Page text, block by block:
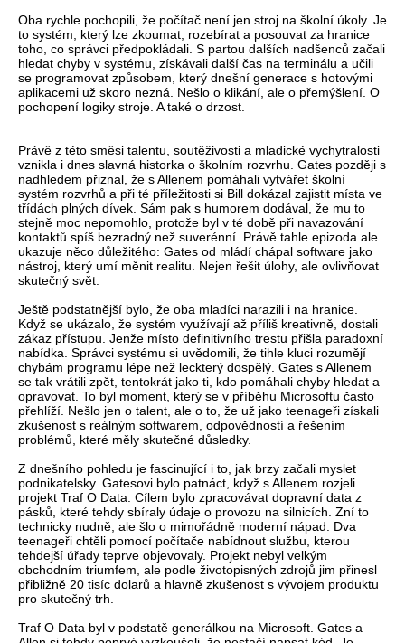
Oba rychle pochopili, že počítač není jen stroj na školní úkoly. Je
to systém, který lze zkoumat, rozebírat a posouvat za hranice
toho, co správci předpokládali. S partou dalších nadšenců začali
hledat chyby v systému, získávali další čas na terminálu a učili
se programovat způsobem, který dnešní generace s hotovými
aplikacemi už skoro nezná. Nešlo o klikání, ale o přemýšlení. O
pochopení logiky stroje. A také o drzost.
Právě z této směsi talentu, soutěživosti a mladické vychytralosti
vznikla i dnes slavná historka o školním rozvrhu. Gates později s
nadhledem přiznal, že s Allenem pomáhali vytvářet školní
systém rozvrhů a při té příležitosti si Bill dokázal zajistit místa ve
třídách plných dívek. Sám pak s humorem dodával, že mu to
stejně moc nepomohlo, protože byl v té době při navazování
kontaktů spíš bezradný než suverénní. Právě tahle epizoda ale
ukazuje něco důležitého: Gates od mládí chápal software jako
nástroj, který umí měnit realitu. Nejen řešit úlohy, ale ovlivňovat
skutečný svět.
Ještě podstatnější bylo, že oba mladíci narazili i na hranice.
Když se ukázalo, že systém využívají až příliš kreativně, dostali
zákaz přístupu. Jenže místo definitivního trestu přišla paradoxní
nabídka. Správci systému si uvědomili, že tihle kluci rozumějí
chybám programu lépe než leckterý dospělý. Gates s Allenem
se tak vrátili zpět, tentokrát jako ti, kdo pomáhali chyby hledat a
opravovat. To byl moment, který se v příběhu Microsoftu často
přehlíží. Nešlo jen o talent, ale o to, že už jako teenageři získali
zkušenost s reálným softwarem, odpovědností a řešením
problémů, které měly skutečné důsledky.
Z dnešního pohledu je fascinující i to, jak brzy začali myslet
podnikatelsky. Gatesovi bylo patnáct, když s Allenem rozjeli
projekt Traf O Data. Cílem bylo zpracovávat dopravní data z
pásků, které tehdy sbíraly údaje o provozu na silnicích. Zní to
technicky nudně, ale šlo o mimořádně moderní nápad. Dva
teenageři chtěli pomocí počítače nabídnout službu, kterou
tehdejší úřady teprve objevovaly. Projekt nebyl velkým
obchodním triumfem, ale podle životopisných zdrojů jim přinesl
přibližně 20 tisíc dolarů a hlavně zkušenost s vývojem produktu
pro skutečný trh.
Traf O Data byl v podstatě generálkou na Microsoft. Gates a